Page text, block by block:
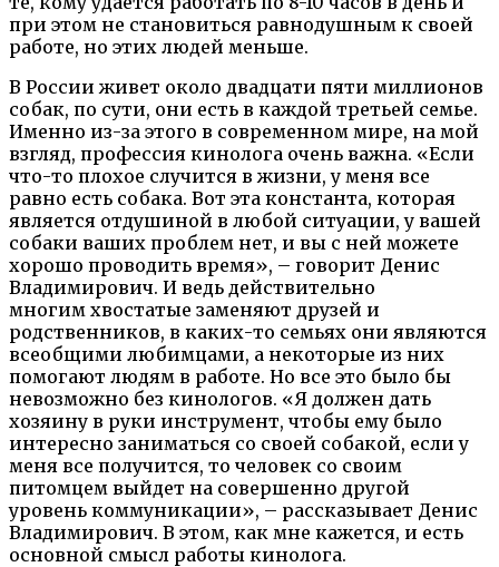
при этом не становиться равнодушным к своей
работе, но этих людей меньше.
В России живет около двадцати пяти миллионов
собак, по сути, они есть в каждой третьей семье.
Именно из-за этого в современном мире, на мой
взгляд, профессия кинолога очень важна. «Если
что-то плохое случится в жизни, у меня все
равно есть собака. Вот эта константа, которая
является отдушиной в любой ситуации, у вашей
собаки ваших проблем нет, и вы с ней можете
хорошо проводить время», – говорит Денис
Владимирович. И ведь действительно
многим хвостатые заменяют друзей и
родственников, в каких-то семьях они являются
всеобщими любимцами, а некоторые из них
помогают людям в работе. Но все это было бы
невозможно без кинологов. «Я должен дать
хозяину в руки инструмент, чтобы ему было
интересно заниматься со своей собакой, если у
меня все получится, то человек со своим
питомцем выйдет на совершенно другой
уровень коммуникации», – рассказывает Денис
Владимирович. В этом, как мне кажется, и есть
основной смысл работы кинолога.